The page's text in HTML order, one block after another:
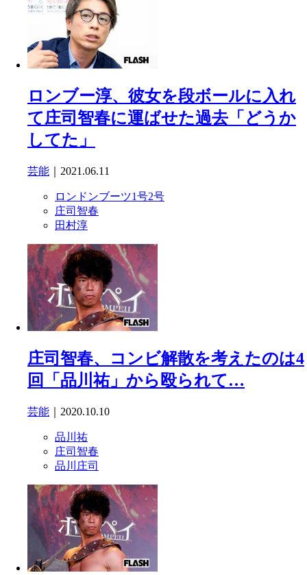
ロンブー淳、彼女を段ボールに入れ
て庄司智春に運ばせた過去「どうか
してた」
芸能 ｜2021.06.11
ロンドンブーツ1号2号
庄司智春
田村淳
庄司智春、コンビ解散を考えたのは4
回「品川祐」から殴られて…
芸能 ｜2020.10.10
品川祐
庄司智春
品川庄司